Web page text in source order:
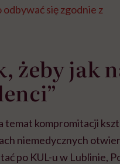
się zgodnie z
żeby jak
temat kompromitacji
niemedycznych
po KUL-u w Lublinie,